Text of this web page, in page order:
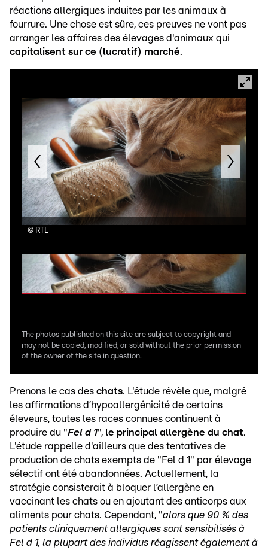
réactions allergiques induites par les animaux à
fourrure. Une chose est sûre, ces preuves ne vont pas
arranger les affaires des élevages d'animaux qui
capitalisent sur ce (lucratif) marché.
© RTL
The photos published on this site are subject to copyright and
may not be copied, modified, or sold without the prior permission
of the owner of the site in question.
Prenons le cas des chats. L'étude révèle que, malgré
les affirmations d’hypoallergénicité de certains
éleveurs, toutes les races connues continuent à
produire du "Fel d 1", le principal allergène du chat.
L'étude rappelle d'ailleurs que des tentatives de
production de chats exempts de "Fel d 1" par élevage
sélectif ont été abandonnées. Actuellement, la
stratégie consisterait à bloquer l’allergène en
vaccinant les chats ou en ajoutant des anticorps aux
aliments pour chats. Cependant, "alors que 90 % des
patients cliniquement allergiques sont sensibilisés à
Fel d 1, la plupart des individus réagissent également à